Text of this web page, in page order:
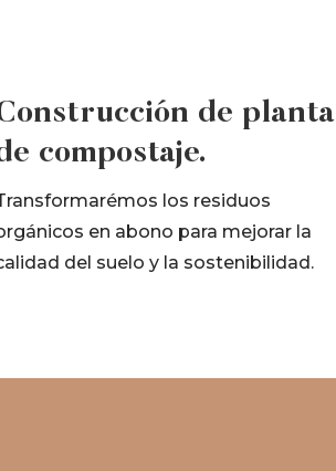
de planta
compostaje.
los residuos
en abono para mejorar la
del suelo y la sostenibilidad.